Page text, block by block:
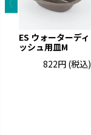
ES ウォーターディ
ッシュ用皿M
822円 (税込)